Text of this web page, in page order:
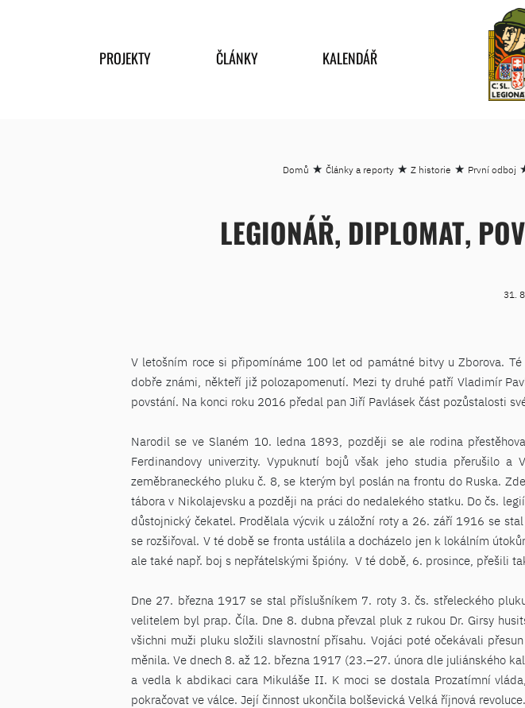
PROJEKTY ČLÁNKY KALENDÁŘ
Domů ★ Články a reporty ★ Z historie ★ První odboj
LEGIONÁŘ, DIPLOMAT,
31.
V letošním roce si připomínáme 100 let od památné bitvy u Zborova.
dobře známi, někteří již polozapomenutí. Mezi ty druhé patří Vladimír
povstání. Na konci roku 2016 předal pan Jiří Pavlásek část pozůstalosti
Narodil se ve Slaném 10. ledna 1893, později se ale rodina
Ferdinandovy univerzity. Vypuknutí bojů však jeho studia přerušilo
zeměbraneckého pluku č. 8, se kterým byl poslán na frontu do Ruska.
tábora v Nikolajevsku a později na práci do nedalekého statku. Do čs.
důstojnický čekatel. Prodělala výcvik u záložní roty a 26. září 1916 se
se rozšiřoval. V té době se fronta ustálila a docházelo jen k lokálním
ale také např. boj s nepřátelskými špióny. V té době, 6. prosince, přešili
Dne 27. března 1917 se stal příslušníkem 7. roty 3. čs. střeleckého
velitelem byl prap. Číla. Dne 8. dubna převzal pluk z rukou Dr. Girsy
všichni muži pluku složili slavnostní přísahu. Vojáci poté očekávali
měnila. Ve dnech 8. až 12. března 1917 (23.–27. února dle juliánského
a vedla k abdikaci cara Mikuláše II. K moci se dostala Prozatímní
pokračovat ve válce. Její činnost ukončila bolševická Velká říjnová revoluce.